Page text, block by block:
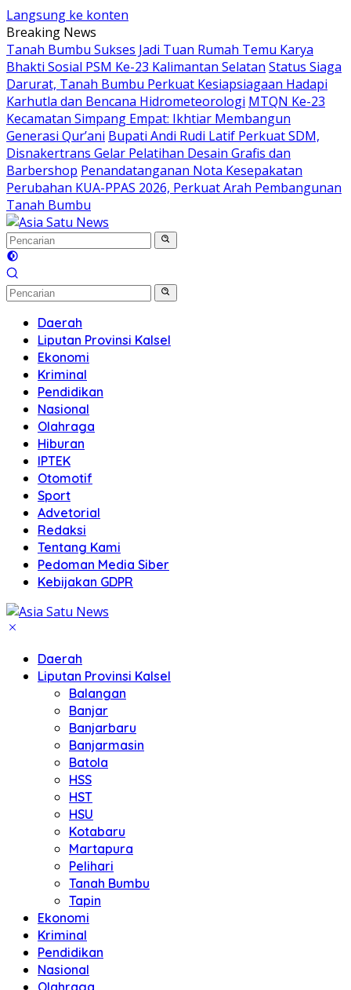
Langsung ke konten
Breaking News
Tanah Bumbu Sukses Jadi Tuan Rumah Temu Karya
Bhakti Sosial PSM Ke-23 Kalimantan Selatan Status Siaga
Darurat, Tanah Bumbu Perkuat Kesiapsiagaan Hadapi
Karhutla dan Bencana Hidrometeorologi MTQN Ke-23
Kecamatan Simpang Empat: Ikhtiar Membangun
Generasi Qur’ani Bupati Andi Rudi Latif Perkuat SDM,
Disnakertrans Gelar Pelatihan Desain Grafis dan
Barbershop Penandatanganan Nota Kesepakatan
Perubahan KUA-PPAS 2026, Perkuat Arah Pembangunan
Tanah Bumbu
Daerah
Liputan Provinsi Kalsel
Ekonomi
Kriminal
Pendidikan
Nasional
Olahraga
Hiburan
IPTEK
Otomotif
Sport
Advetorial
Redaksi
Tentang Kami
Pedoman Media Siber
Kebijakan GDPR
Daerah
Liputan Provinsi Kalsel
Balangan
Banjar
Banjarbaru
Banjarmasin
Batola
HSS
HST
HSU
Kotabaru
Martapura
Pelihari
Tanah Bumbu
Tapin
Ekonomi
Kriminal
Pendidikan
Nasional
Olahraga